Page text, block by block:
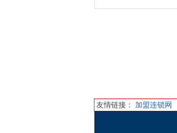
友情链接： 加盟连锁网